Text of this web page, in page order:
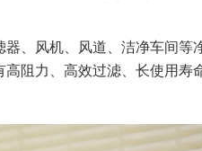
器、风机、风道、洁净车间
阻力、高效过滤、长使用